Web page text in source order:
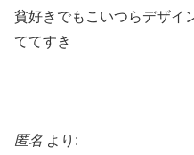
貧好きでもこいつらデザイ
ててすき
匿名 より: